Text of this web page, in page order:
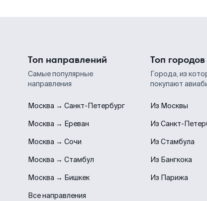
Топ направлений
Самые популярные
направления
Москва → Санкт-Петербург
Москва → Ереван
Москва → Сочи
Москва → Стамбул
Москва → Бишкек
Все направления
Топ городов
Города, из
покупают
Из Москвы
Из Санкт-
Из Стамбула
Из Бангкока
Из Парижа